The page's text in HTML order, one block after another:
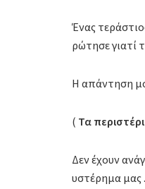
Ένας
ρώτησε γιατί
Η απάντηση
( Τα
Δεν έχουν
υστέρημα μας .